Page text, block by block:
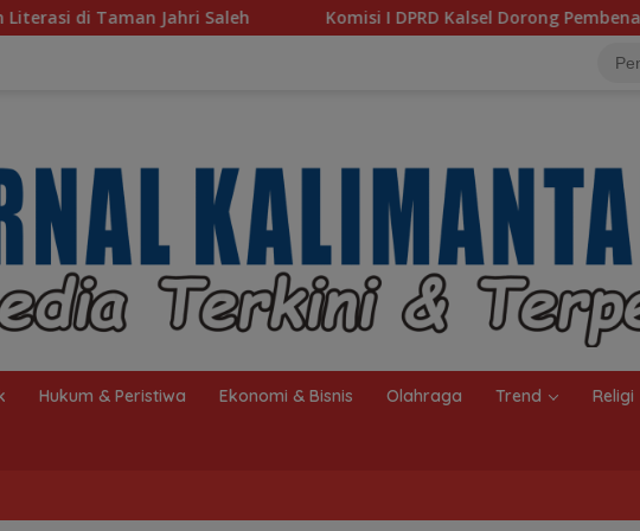
Komisi I DPRD Kalsel Dorong Pembenahan AMKS Hasanuddin
Hukum & Peristiwa Ekonomi & Bisnis Olahraga Trend Religi